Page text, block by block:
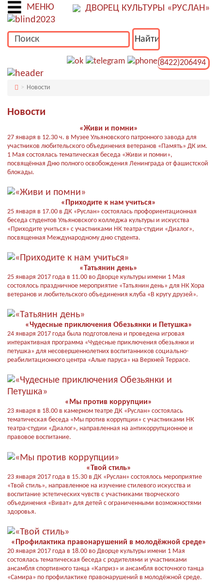
МЕНЮ ДВОРЕЦ КУЛЬТУРЫ «РУСЛАН»
(8422)206494
Новости
Новости
«Живи и помни»
27 января в 12.30 ч. в Музее Ульяновского патронного завода для
участников любительского объединения ветеранов «Память» ДК им.
1 Мая состоялась тематическая беседа «Живи и помни»,
посвящённая Дню полного освобождения Ленинграда от фашистской
блокады.
«Приходите к нам учиться»
25 января в 17.00 в ДК «Руслан» состоялась профориентационная
беседа студентов Ульяновского колледжа культуры и искусства
«Приходите учиться» с участниками НК театра-студии «Диалог»,
посвященная Международному дню студента.
«Татьянин день»
25 января 2017 года в 11.00 во Дворце культуры имени 1 Мая
состоялось праздничное мероприятие «Татьянин день» для НК Хора
ветеранов и любительского объединения клуба «В кругу друзей».
«Чудесные приключения Обезьянки и Петушка»
24 января 2017 года была подготовлена и проведена игровая
интерактивная программа «Чудесные приключения обезьянки и
петушка» для несовершеннолетних воспитанников социально-
реабилитационного центра «Алые паруса» на Верхней Террасе.
«Мы против коррупции»
23 января в 18.00 в камерном театре ДК «Руслан» состоялась
тематическая беседа «Мы против коррупции» с участниками НК
театра-студии «Диалог», направленная на антикоррупционное и
правовое воспитание.
«Твой стиль»
23 января 2017 года в 15.30 в ДК «Руслан» состоялось мероприятие
«Твой стиль», направленное на изучение стилевого искусства и
воспитание эстетических чувств с участниками творческого
объединения «Виват» для детей с ограниченными возможностями
здоровья.
«Профилактика правонарушений в молодёжной среде»
20 января 2017 года в 18.00 во Дворце культуры имени 1 Мая
состоялась тематическая беседа с родителями и участниками
ансамбля спортивного танца «Каприз» и ансамбля восточного танца
«Самира» по профилактике правонарушений в молодёжной среде.